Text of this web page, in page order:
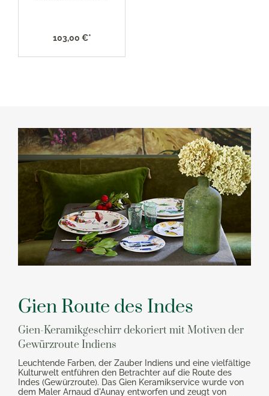
103,00 €*
Gien Route des Indes
Gien-Keramikgeschirr dekoriert mit Motiven der
Gewürzroute Indiens
Leuchtende Farben, der Zauber Indiens und eine vielfältige
Kulturwelt entführen den Betrachter auf die Route des
Indes (Gewürzroute). Das Gien Keramikservice wurde von
dem Maler Arnaud d'Aunay entworfen und zeugt von